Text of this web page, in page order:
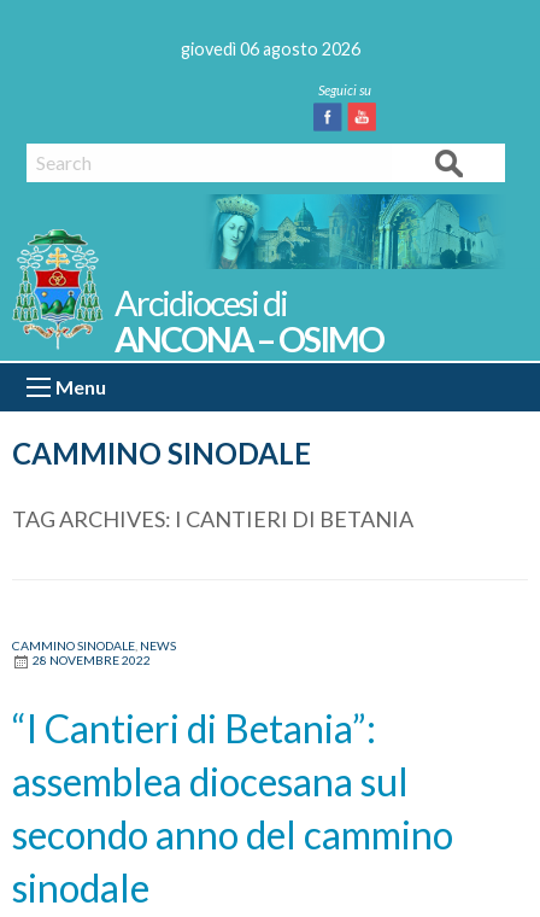
giovedì 06 agosto 2026
Facebook
Youtube
Search
CAMMINO SINODALE
ANCONA – OSIMO
Menu
TAG ARCHIVES: I CANTIERI DI BETANIA
CAMMINO SINODALE NEWS
28 NOVEMBRE 2022
“I Cantieri di Betania”:
assemblea diocesana sul
secondo anno del cammino
sinodale